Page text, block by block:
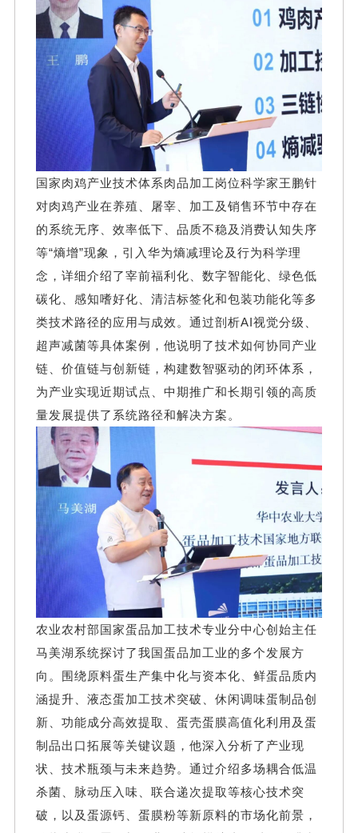
国家肉鸡产业技术体系肉品加工岗位科学家王鹏针
对肉鸡产业在养殖、屠宰、加工及销售环节中存在
的系统无序、效率低下、品质不稳及消费认知失序
等“熵增”现象，引入华为熵减理论及行为科学理
念，详细介绍了宰前福利化、数字智能化、绿色低
碳化、感知嗜好化、清洁标签化和包装功能化等多
类技术路径的应用与成效。通过剖析AI视觉分级、
超声减菌等具体案例，他说明了技术如何协同产业
链、价值链与创新链，构建数智驱动的闭环体系，
为产业实现近期试点、中期推广和长期引领的高质
量发展提供了系统路径和解决方案。
农业农村部国家蛋品加工技术专业分中心创始主任
马美湖系统探讨了我国蛋品加工业的多个发展方
向。围绕原料蛋生产集中化与资本化、鲜蛋品质内
涵提升、液态蛋加工技术突破、休闲调味蛋制品创
新、功能成分高效提取、蛋壳蛋膜高值化利用及蛋
制品出口拓展等关键议题，他深入分析了产业现
状、技术瓶颈与未来趋势。通过介绍多场耦合低温
杀菌、脉动压入味、联合递次提取等核心技术突
破，以及蛋源钙、蛋膜粉等新原料的市场化前景，